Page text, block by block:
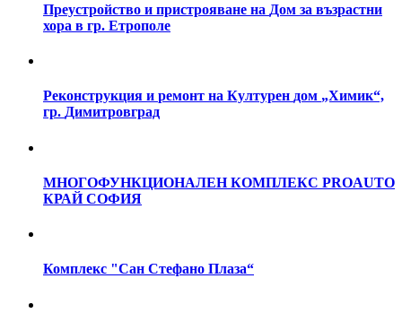
Преустройство и пристрояване на Дом за възрастни
хора в гр. Етрополе
Реконструкция и ремонт на Културен дом „Химик“,
гр. Димитровград
МНОГОФУНКЦИОНАЛЕН КОМПЛЕКС PROAUTO
КРАЙ СОФИЯ
Комплекс "Сан Стефано Плаза“